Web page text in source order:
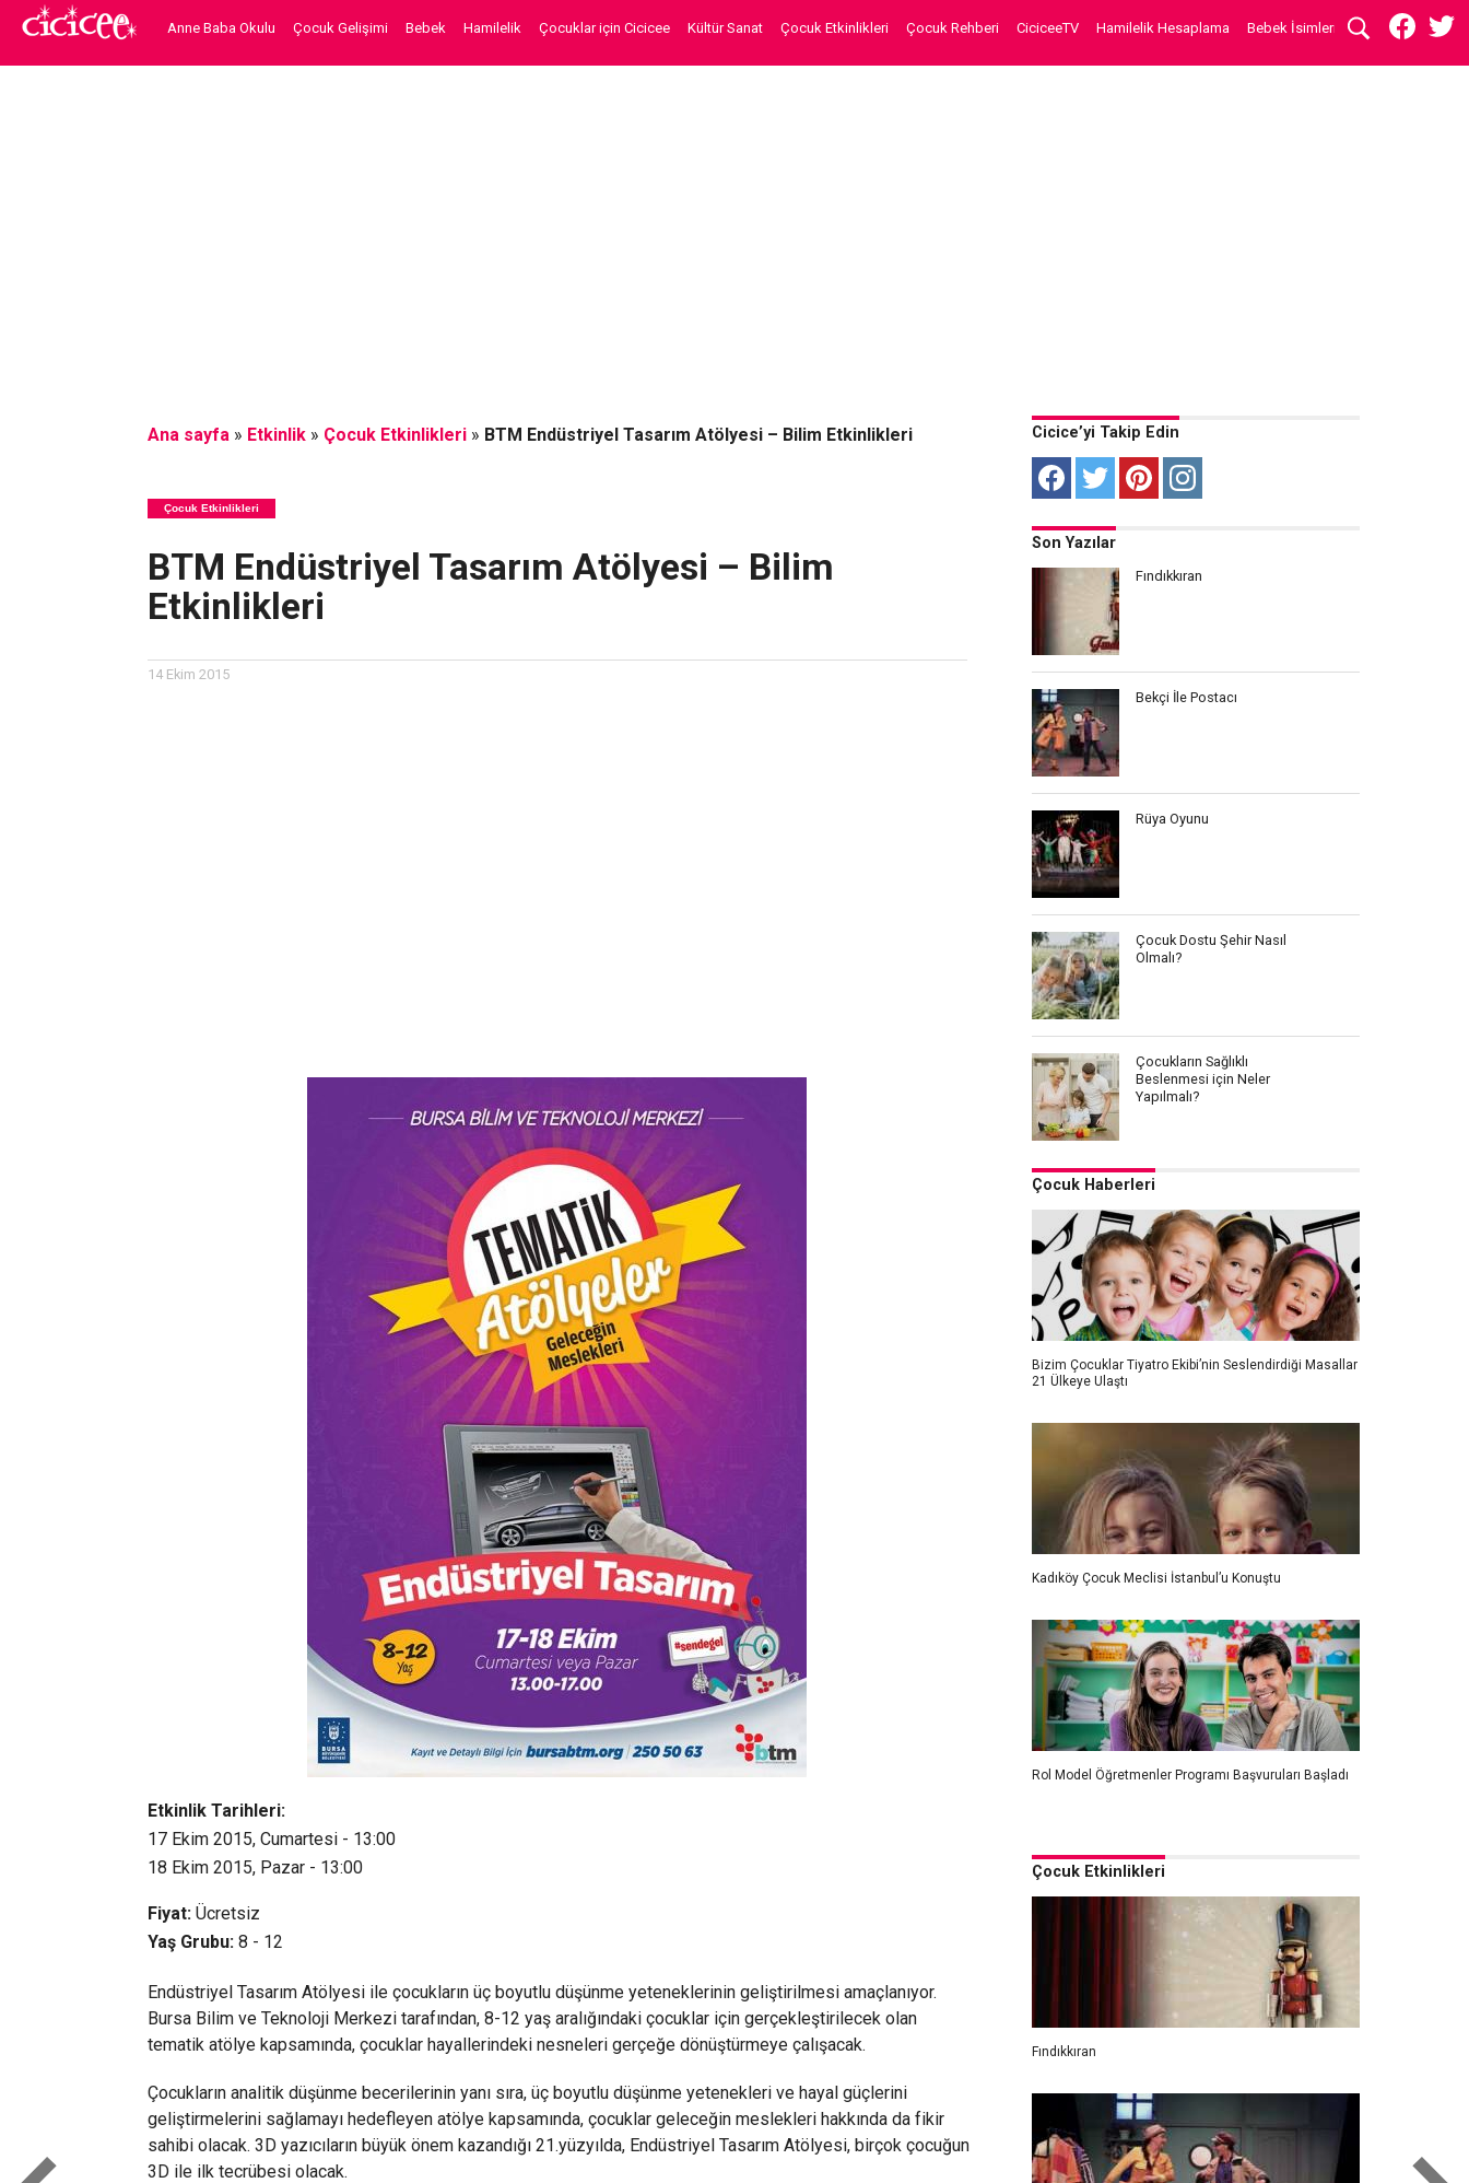
Anne Baba Okulu Çocuk Gelişimi Bebek Hamilelik Çocuklar için Cicicee Kültür Sanat Çocuk Etkinlikleri Çocuk Rehberi CiciceeTV Hamilelik Hesaplama Bebek İsimleri
Ana sayfa» Etkinlik» Çocuk Etkinlikleri» BTM Endüstriyel Tasarım Atölyesi – Bilim Etkinlikleri
Çocuk Etkinlikleri
BTM Endüstriyel Tasarım Atölyesi – Bilim
Etkinlikleri
14 Ekim 2015
Etkinlik Tarihleri:
17 Ekim 2015, Cumartesi - 13:00
18 Ekim 2015, Pazar - 13:00
Fiyat:Ücretsiz
Yaş Grubu:8 - 12
Endüstriyel Tasarım Atölyesi ile çocukların üç boyutlu düşünme yeteneklerinin geliştirilmesi amaçlanıyor.
Bursa Bilim ve Teknoloji Merkezi tarafından, 8-12 yaş aralığındaki çocuklar için gerçekleştirilecek olan
tematik atölye kapsamında, çocuklar hayallerindeki nesneleri gerçeğe dönüştürmeye çalışacak.
Çocukların analitik düşünme becerilerinin yanı sıra, üç boyutlu düşünme yetenekleri ve hayal güçlerini
geliştirmelerini sağlamayı hedefleyen atölye kapsamında, çocuklar geleceğin meslekleri hakkında da fikir
sahibi olacak. 3D yazıcıların büyük önem kazandığı 21.yüzyılda, Endüstriyel Tasarım Atölyesi, birçok çocuğun
3D ile ilk tecrübesi olacak.
Cicice’yi Takip Edin
Son Yazılar
Fındıkkıran
Bekçi İle Postacı
Rüya Oyunu
Çocuk Dostu Şehir Nasıl
Olmalı?
Çocukların Sağlıklı
Beslenmesi için Neler
Yapılmalı?
Çocuk Haberleri
Bizim Çocuklar Tiyatro Ekibi’nin Seslendirdiği Masallar
21 Ülkeye Ulaştı
Kadıköy Çocuk Meclisi İstanbul’u Konuştu
Rol Model Öğretmenler Programı Başvuruları Başladı
Çocuk Etkinlikleri
Fındıkkıran